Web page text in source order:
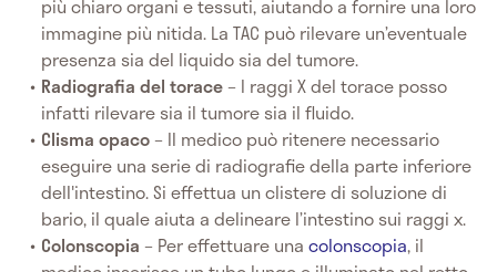
più chiaro organi e tessuti, aiutando a fornire una loro
immagine più nitida. La TAC può rilevare un’eventuale
presenza sia del liquido sia del tumore.
Radiografia del torace– I raggi X del torace posso
infatti rilevare sia il tumore sia il fluido.
Clisma opaco– Il medico può ritenere necessario
eseguire una serie di radiografie della parte inferiore
dell'intestino. Si effettua un clistere di soluzione di
bario, il quale aiuta a delineare l’intestino sui raggi x.
Colonscopia– Per effettuare unacolonscopia, il